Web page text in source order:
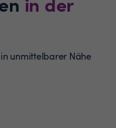
unmittelbarer Nähe